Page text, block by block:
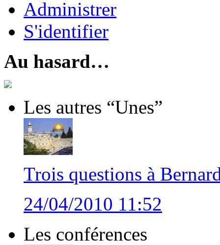
Administrer
S'identifier
Au hasard…
Les autres “Unes”
Trois questions à
24/04/2010 11:52
Les conférences